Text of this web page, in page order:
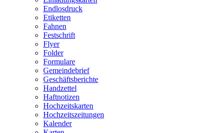
Endlosdruck
Etiketten
Fahnen
Festschrift
Flyer
Folder
Formulare
Gemeindebrief
Geschäftsberichte
Handzettel
Haftnotizen
Hochzeitskarten
Hochzeitszeitungen
Kalender